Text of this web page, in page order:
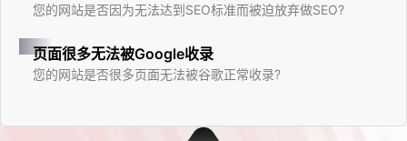
您的网站是否因为无法达到SEO标准而被迫放弃做SEO?
页面很多无法被Google收录
您的网站是否很多页面无法被谷歌正常收录?